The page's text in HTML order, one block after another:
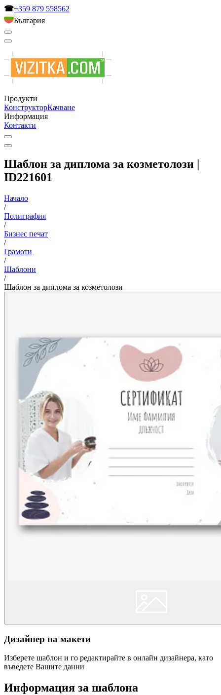
☎+359 879 558562
България
Продукти
КонструкторКачване
Информация
Контакти
Шаблон за диплома за козметолози |
ID221601
Начало
/
Полиграфия
/
Бизнес печат
/
Грамоти
/
Шаблони
/
Шаблон за диплома за козметолози
Дизайнер на макети
Изберете шаблон и го редактирайте в онлайн дизайнера, като
въведете Вашите данни
Информация за шаблона